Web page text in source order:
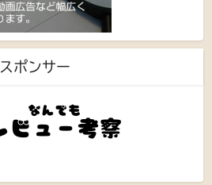
スポンサー